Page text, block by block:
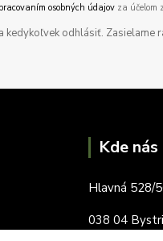
osobných údajovza účelom
kedykoľvek odhlásiť. Zasielame
Kde
Hlavná 528/
038 04